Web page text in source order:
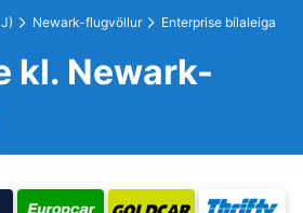
Newark-flugvöllur Enterprise bílaleiga
kl. Newark-